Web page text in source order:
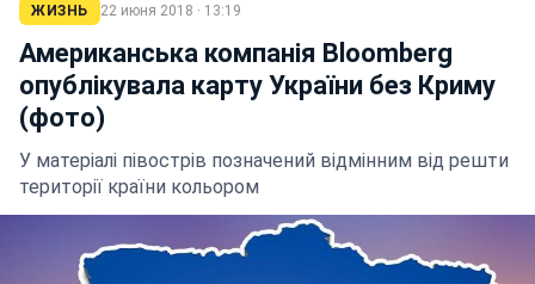
ЖИЗНЬ 22 июня 2018 · 13:19
Американська компанія Bloomberg
опублікувала карту України без Криму
(фото)
У матеріалі півострів позначений відмінним від решти
території країни кольором